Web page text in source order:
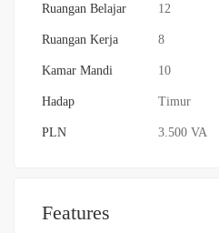
Ruangan Belajar 12
Ruangan Kerja 8
Kamar Mandi 10
Hadap Timur
PLN 3.500 VA
Features